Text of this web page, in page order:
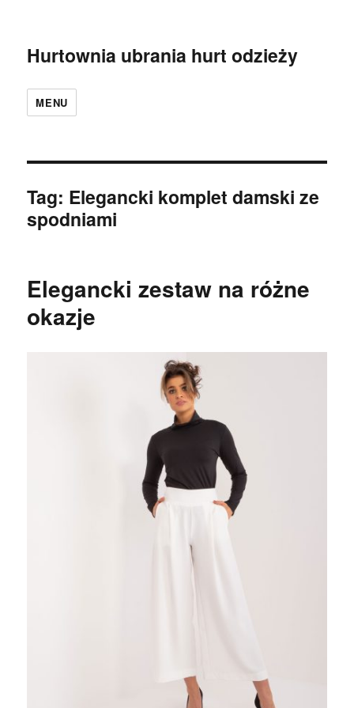
Hurtownia ubrania hurt odzieży
MENU
Tag: Elegancki komplet damski ze
spodniami
Elegancki zestaw na różne
okazje